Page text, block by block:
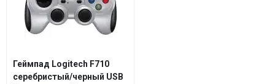
Геймпад Logitech F710
серебристый/черный USB